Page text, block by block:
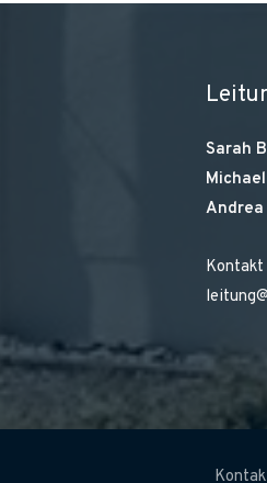
Sarah
Andrea